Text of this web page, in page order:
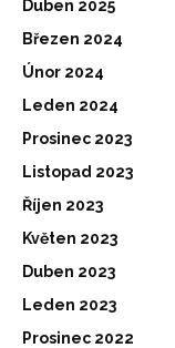
Duben 2025
Březen 2024
Únor 2024
Leden 2024
Prosinec 2023
Listopad 2023
Říjen 2023
Květen 2023
Duben 2023
Leden 2023
Prosinec 2022